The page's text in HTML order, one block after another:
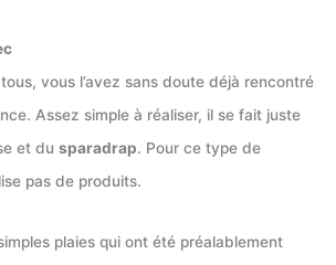
vous l’avez sans doute déjà rencontré
Assez simple à réaliser, il se fait juste
et du sparadrap. Pour ce type de
pas de produits.
plaies qui ont été préalablement